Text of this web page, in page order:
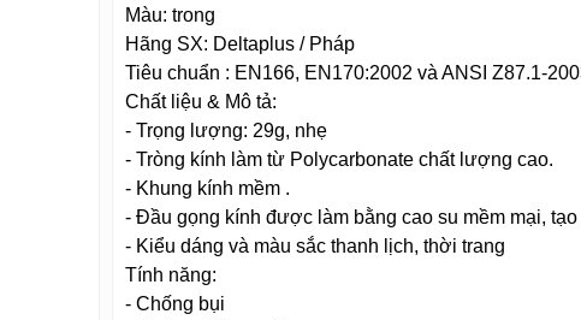
Màu: trong
Hãng SX: Deltaplus / Pháp
Tiêu chuẩn : EN166, EN170:2002 và ANSI Z87.1-
Chất liệu & Mô tả:
- Trọng lượng: 29g, nhẹ
- Tròng kính làm từ Polycarbonate chất lượng cao.
- Khung kính mềm .
- Đầu gọng kính được làm bằng cao su mềm mại,
- Kiểu dáng và màu sắc thanh lịch, thời trang
Tính năng:
- Chống bụi